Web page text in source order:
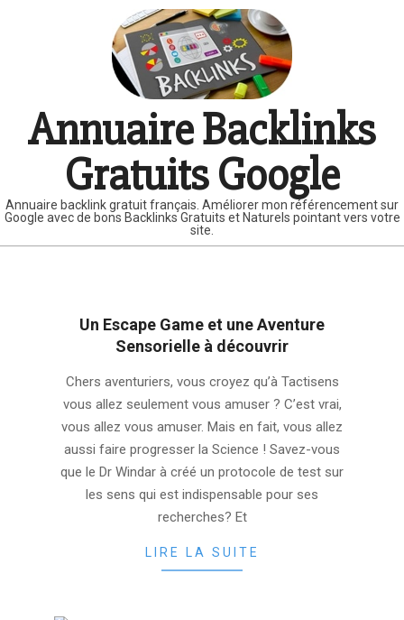
Annuaire Backlinks
Gratuits Google
Annuaire backlink gratuit français. Améliorer mon référencement sur
Google avec de bons Backlinks Gratuits et Naturels pointant vers votre
site.
Un Escape Game et une Aventure
Sensorielle à découvrir
11-
22
Chers aventuriers, vous croyez qu’à Tactisens
vous allez seulement vous amuser ? C’est vrai,
vous allez vous amuser. Mais en fait, vous allez
aussi faire progresser la Science ! Savez-vous
que le Dr Windar à créé un protocole de test sur
les sens qui est indispensable pour ses
recherches? Et
LIRE LA SUITE